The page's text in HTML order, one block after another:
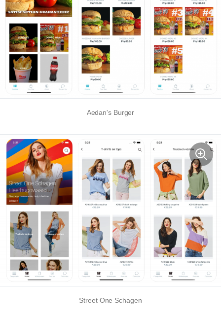
Aedan's Burger
Street One Schagen